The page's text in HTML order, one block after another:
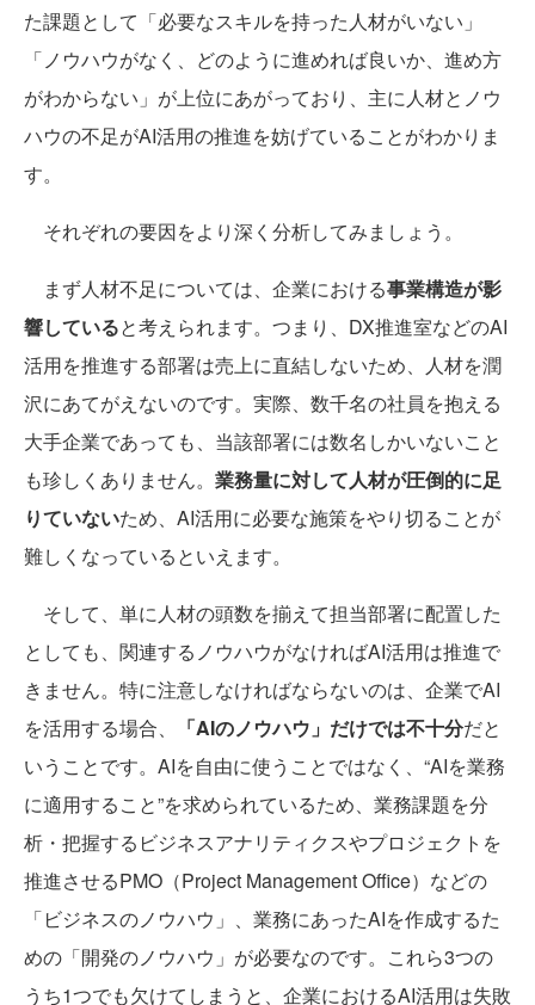
た課題として「必要なスキルを持った人材がいない」
「ノウハウがなく、どのように進めれば良いか、進め方
がわからない」が上位にあがっており、主に人材とノウ
ハウの不足がAI活用の推進を妨げていることがわかりま
す。
それぞれの要因をより深く分析してみましょう。
まず人材不足については、企業における事業構造が影
響していると考えられます。つまり、DX推進室などのAI
活用を推進する部署は売上に直結しないため、人材を潤
沢にあてがえないのです。実際、数千名の社員を抱える
大手企業であっても、当該部署には数名しかいないこと
も珍しくありません。 業務量に対して人材が圧倒的に足
りていないため、AI活用に必要な施策をやり切ることが
難しくなっているといえます。
そして、単に人材の頭数を揃えて担当部署に配置した
としても、関連するノウハウがなければAI活用は推進で
きません。特に注意しなければならないのは、企業でAI
を活用する場合、
「AIのノウハウ」だけでは不十分だと
いうことです。AIを自由に使うことではなく、“AIを業務
に適用すること”を求められているため、業務課題を分
析・把握するビジネスアナリティクスやプロジェクトを
推進させるPMO（Project Management Office）などの
「ビジネスのノウハウ」、業務にあったAIを作成するた
めの「開発のノウハウ」が必要なのです。これら3つの
うち1つでも欠けてしまうと、企業におけるAI活用は失敗